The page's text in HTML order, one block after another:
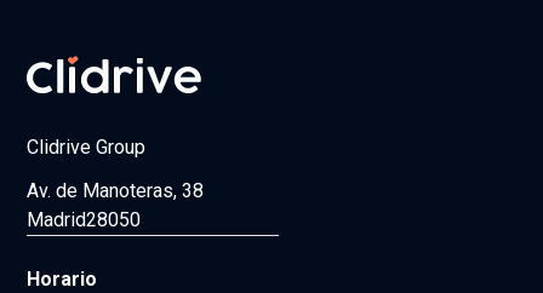
Clidrive Group
Av. de Manoteras, 38
Madrid28050
Horario